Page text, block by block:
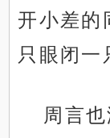
开小差的
只眼闭一
周言